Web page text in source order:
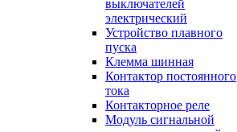
выключателей
электрический
Устройство плавного
пуска
Клемма шинная
Контактор постоянного
тока
Контакторное реле
Модуль сигнальной